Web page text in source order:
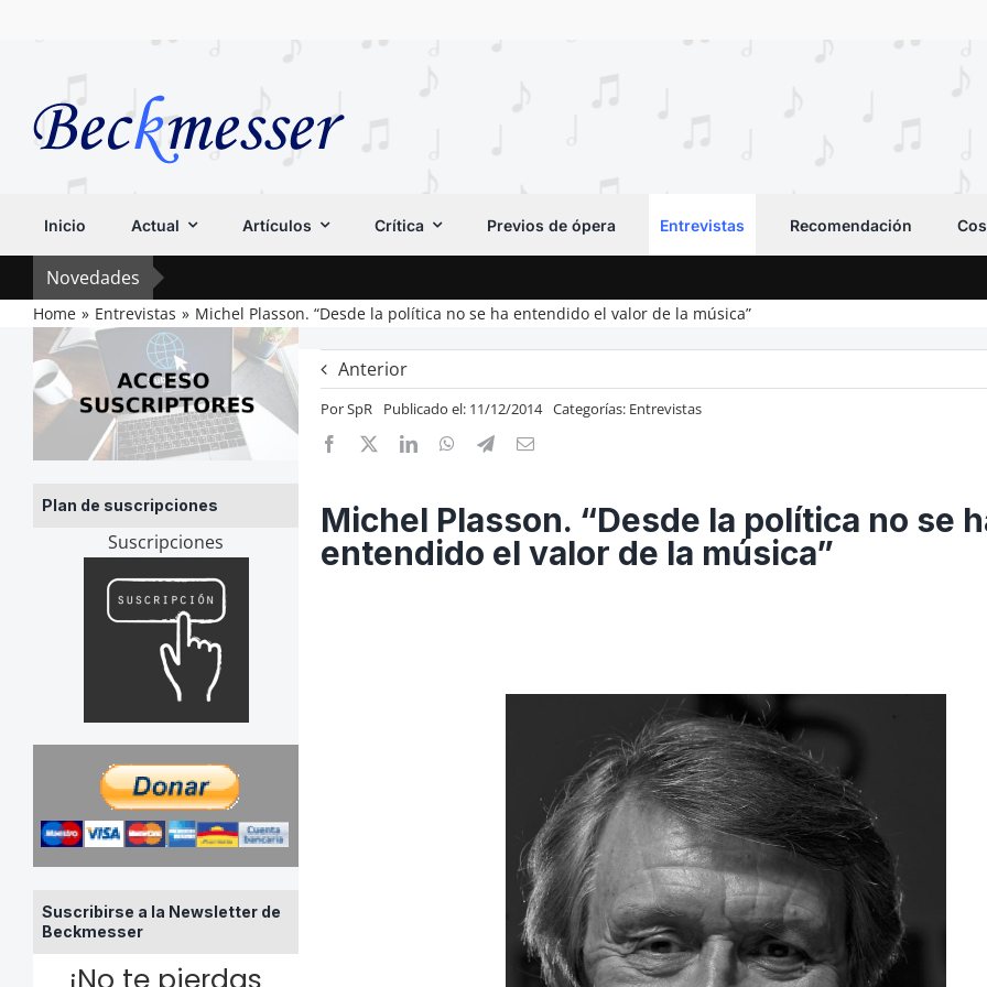
Inicio Actual Artículos Crítica Previos de ópera Entrevistas Recomendación
Novedades
Home Entrevistas Michel Plasson. “Desde la política no se ha entendido el valor de la música”
Plan de suscripciones
Suscripciones
Suscribirse a la Newsletter de
Beckmesser
Anterior
PorSpR Publicado el: 11/12/2014 Categorías: Entrevistas
Michel Plasson. “Desde la política no se
entendido el valor de la música”